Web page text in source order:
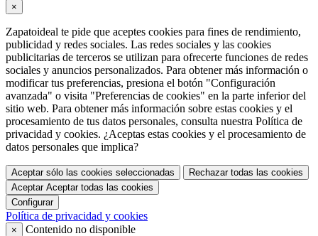
×
Zapatoideal te pide que aceptes cookies para fines de rendimiento,
publicidad y redes sociales. Las redes sociales y las cookies
publicitarias de terceros se utilizan para ofrecerte funciones de redes
sociales y anuncios personalizados. Para obtener más información o
modificar tus preferencias, presiona el botón "Configuración
avanzada" o visita "Preferencias de cookies" en la parte inferior del
sitio web. Para obtener más información sobre estas cookies y el
procesamiento de tus datos personales, consulta nuestra Política de
privacidad y cookies. ¿Aceptas estas cookies y el procesamiento de
datos personales que implica?
Aceptar sólo las cookies seleccionadas
Rechazar todas las cookies
Aceptar Aceptar todas las cookies
Configurar
Política de privacidad y cookies
× Contenido no disponible